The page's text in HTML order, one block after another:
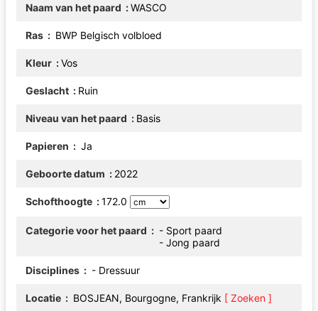
Naam van het paard WASCO
Ras BWP Belgisch volbloed
Kleur Vos
Geslacht Ruin
Niveau van het paard Basis
Papieren Ja
Geboorte datum 2022
Schofthoogte 172.0
Categorie voor het paard
- Sport paard
- Jong paard
Disciplines - Dressuur
Locatie BOSJEAN, Bourgogne, Frankrijk [ Zoeken ]